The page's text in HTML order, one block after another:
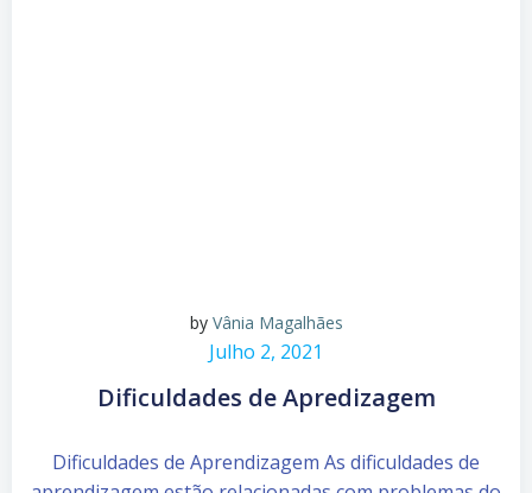
by Vânia Magalhães
Julho 2, 2021
Dificuldades de Apredizagem
Dificuldades de Aprendizagem As dificuldades de